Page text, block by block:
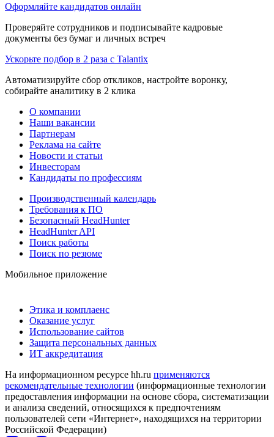
Оформляйте кандидатов онлайн
Проверяйте сотрудников и подписывайте кадровые
документы без бумаг и личных встреч
Ускорьте подбор в 2 раза с Talantix
Автоматизируйте сбор откликов, настройте воронку,
собирайте аналитику в 2 клика
О компании
Наши вакансии
Партнерам
Реклама на сайте
Новости и статьи
Инвесторам
Кандидаты по профессиям
Производственный календарь
Требования к ПО
Безопасный HeadHunter
HeadHunter API
Поиск работы
Поиск по резюме
Мобильное приложение
Этика и комплаенс
Оказание услуг
Использование сайтов
Защита персональных данных
ИТ аккредитация
На информационном ресурсе hh.ru применяются
рекомендательные технологии (информационные технологии
предоставления информации на основе сбора, систематизации
и анализа сведений, относящихся к предпочтениям
пользователей сети «Интернет», находящихся на территории
Российской Федерации)